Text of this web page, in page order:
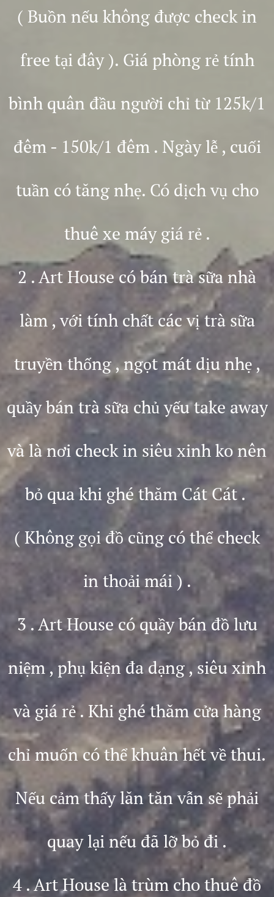
( Buồn nếu không được check in
free tại đây ). Giá phòng rẻ tính
bình quân đầu người chỉ từ 125k/1
đêm - 150k/1 đêm . Ngày lễ , cuối
tuần có tăng nhẹ. Có dịch vụ cho
thuê xe máy giá rẻ .
2 . Art House có bán trà sữa nhà
làm , với tính chất các vị trà sữa
truyền thống , ngọt mát dịu nhẹ ,
quầy bán trà sữa chủ yếu take away
và là nơi check in siêu xinh ko nên
bỏ qua khi ghé thăm Cát Cát .
( Không gọi đồ cũng có thể check
in thoải mái ) .
3 . Art House có quầy bán đồ lưu
niệm , phụ kiện đa dạng , siêu xinh
và giá rẻ . Khi ghé thăm cửa hàng
chỉ muốn có thể khuân hết về thui.
Nếu cảm thấy lăn tăn vẫn sẽ phải
quay lại nếu đã lỡ bỏ đi .
4 . Art House là trùm cho thuê đồ